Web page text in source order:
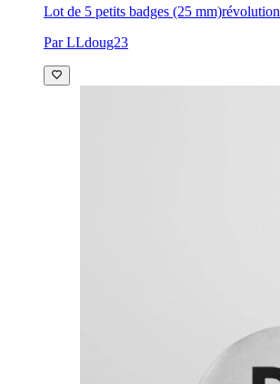
Lot de 5 petits badges (25 mm)révolution
Par LLdoug23